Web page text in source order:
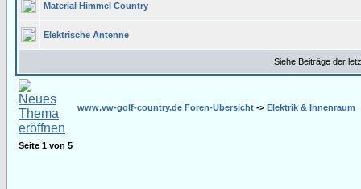
Material Himmel Country
Elektrische Antenne
Siehe Beiträge der
www.vw-golf-country.de Foren-Übersicht -> Elektrik & Innenraum
Seite 1 von 5